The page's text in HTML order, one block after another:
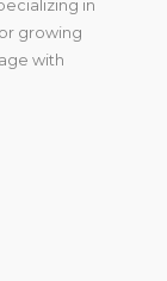
in
growing
with